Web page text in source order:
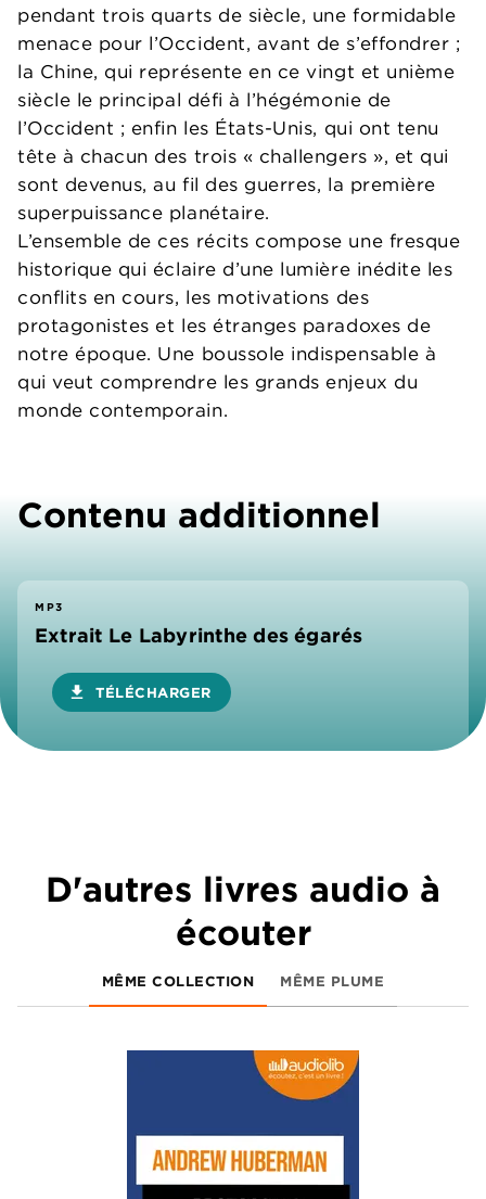
pendant trois quarts de siècle, une formidable
menace pour l’Occident, avant de s’effondrer ;
la Chine, qui représente en ce vingt et unième
siècle le principal défi à l’hégémonie de
l’Occident ; enfin les États-Unis, qui ont tenu
tête à chacun des trois « challengers », et qui
sont devenus, au fil des guerres, la première
superpuissance planétaire.
L’ensemble de ces récits compose une fresque
historique qui éclaire d’une lumière inédite les
conflits en cours, les motivations des
protagonistes et les étranges paradoxes de
notre époque. Une boussole indispensable à
qui veut comprendre les grands enjeux du
monde contemporain.
Contenu additionnel
MP3
Extrait Le Labyrinthe des égarés
download TÉLÉCHARGER
D'autres livres audio à
écouter
MÊME COLLECTION MÊME PLUME